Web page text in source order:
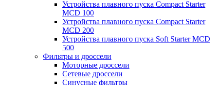
Устройства плавного пуска Compact Starter
MCD 100
Устройства плавного пуска Compact Starter
MCD 200
Устройства плавного пуска Soft Starter MCD
500
Фильтры и дроссели
Моторные дроссели
Сетевые дроссели
Синусные фильтры